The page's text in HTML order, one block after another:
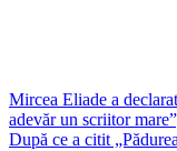
Mircea Eliade a
adevăr un scriitor
După ce a citit